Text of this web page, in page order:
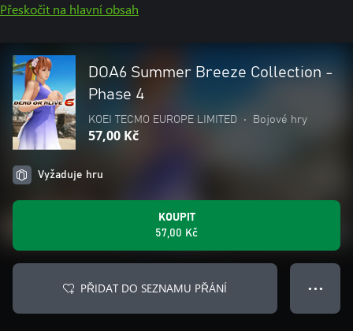
Přeskočit na hlavní obsah
DOA6 Summer Breeze Collection -
Phase 4
KOEI TECMO EUROPE LIMITED • Bojové hry
57,00 Kč
Vyžaduje hru
KOUPIT
57,00 Kč
PŘIDAT DO SEZNAMU PŘÁNÍ ● ● ●